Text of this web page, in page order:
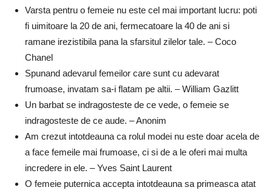
Varsta pentru o femeie nu este cel mai important lucru: poti
fi uimitoare la 20 de ani, fermecatoare la 40 de ani si
ramane irezistibila pana la sfarsitul zilelor tale. – Coco
Chanel
Spunand adevarul femeilor care sunt cu adevarat
frumoase, invatam sa-i flatam pe altii. – William Gazlitt
Un barbat se indragosteste de ce vede, o femeie se
indragosteste de ce aude. – Anonim
Am crezut intotdeauna ca rolul modei nu este doar acela de
a face femeile mai frumoase, ci si de a le oferi mai multa
incredere in ele. – Yves Saint Laurent
O femeie puternica accepta intotdeauna sa primeasca atat